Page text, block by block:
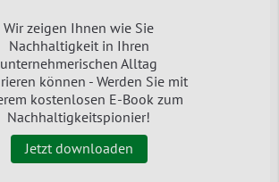
Wir zeigen Ihnen wie Sie
Nachhaltigkeit in Ihren
unternehmerischen Alltag
können - Werden Sie mit
kostenlosen E-Book zum
Nachhaltigkeitspionier!
Jetzt downloaden